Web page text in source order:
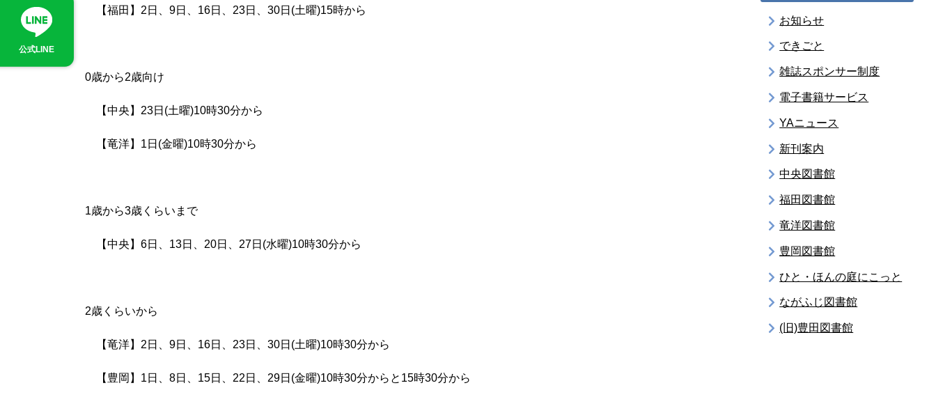
【福田】2日、9日、16日、23日、30日(土曜)15時から
0歳から2歳向け
【中央】23日(土曜)10時30分から
【竜洋】1日(金曜)10時30分から
1歳から3歳くらいまで
【中央】6日、13日、20日、27日(水曜)10時30分から
2歳くらいから
【竜洋】2日、9日、16日、23日、30日(土曜)10時30分から
【豊岡】1日、8日、15日、22日、29日(金曜)10時30分からと15時30分から
お知らせ
できごと
雑誌スポンサー制度
電子書籍サービス
YAニュース
新刊案内
中央図書館
福田図書館
竜洋図書館
豊岡図書館
ひと・ほんの庭にこっと
ながふじ図書館
(旧)豊田図書館
公式LINE